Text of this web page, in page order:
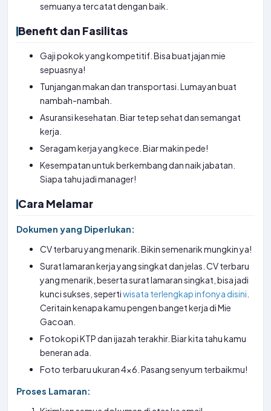
semuanya tercatat dengan baik.
Benefit dan Fasilitas
Gaji pokok yang kompetitif. Bisa buat jajan mie
sepuasnya!
Tunjangan makan dan transportasi. Lumayan buat
nambah-nambah.
Asuransi kesehatan. Biar tetep sehat dan semangat
kerja.
Seragam kerja yang kece. Biar makin pede!
Kesempatan untuk berkembang dan naik jabatan.
Siapa tahu jadi manager!
Cara Melamar
Dokumen yang Diperlukan:
CV terbaru yang menarik. Bikin semenarik mungkin ya!
Surat lamaran kerja yang singkat dan jelas. CV terbaru
yang menarik, beserta surat lamaran singkat, bisa jadi
kunci sukses, sepertiwisata terlengkap infonya disini
Ceritain kenapa kamu pengen banget kerja di Mie
Gacoan.
Fotokopi KTP dan ijazah terakhir. Biar kita tahu kamu
beneran ada.
Foto terbaru ukuran 4×6. Pasang senyum terbaikmu!
Proses Lamaran: